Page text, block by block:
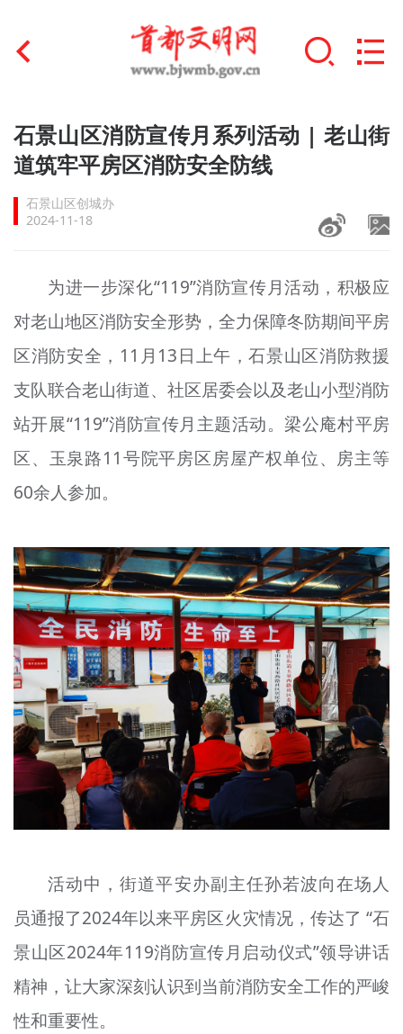
首页
文明创建
文明实践
未成年人思想道德建设
榜样人物
+
身边好人
文明评论
北京宣传文化引导基金
专题
资料库
+
石景山区消防宣传月系列活动 | 老山街
道筑牢平房区消防安全防线
石景山区创城办
2024-11-18
为进一步深化“119”消防宣传月活动，积极应
对老山地区消防安全形势，全力保障冬防期间平房
区消防安全，11月13日上午，石景山区消防救援
支队联合老山街道、社区居委会以及老山小型消防
站开展“119”消防宣传月主题活动。梁公庵村平房
区、玉泉路11号院平房区房屋产权单位、房主等
60余人参加。
活动中，街道平安办副主任孙若波向在场人
员通报了2024年以来平房区火灾情况，传达了 “石
景山区2024年119消防宣传月启动仪式”领导讲话
精神，让大家深刻认识到当前消防安全工作的严峻
性和重要性。